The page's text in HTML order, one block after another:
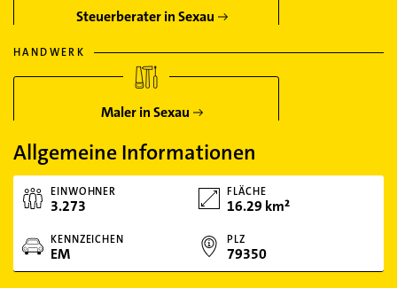
Steuerberater in Sexau
HANDWERK
Maler in Sexau
Allgemeine Informationen
EINWOHNER
3.273
FLÄCHE
16.29 km²
KENNZEICHEN
EM
PLZ
79350